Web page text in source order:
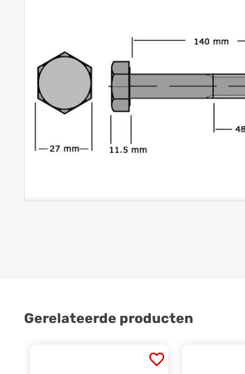
Gerelateerde producten